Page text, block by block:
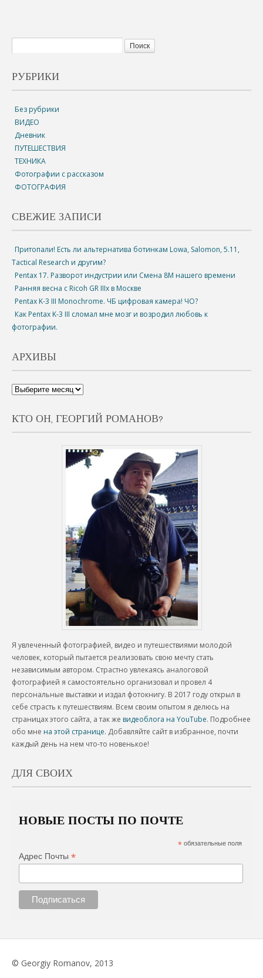
РУБРИКИ
Без рубрики
ВИДЕО
Дневник
ПУТЕШЕСТВИЯ
ТЕХНИКА
Фотографии с рассказом
ФОТОГРАФИЯ
СВЕЖИЕ ЗАПИСИ
Притопали! Есть ли альтернатива ботинкам Lowa, Salomon, 5.11,
Tactical Research и другим?
Pentax 17. Разворот индустрии или Смена 8М нашего времени
Ранняя весна с Ricoh GR IIIx в Москве
Pentax K-3 III Monochrome. ЧБ цифровая камера! ЧО?
Как Pentax K-3 III сломал мне мозг и возродил любовь к
фотографии.
АРХИВЫ
КТО ОН, ГЕОРГИЙ РОМАНОВ?
Я увлеченный фотографией, видео и путешествиями молодой
человек, который пытается реализовать свою мечту стать
независимым автором. Страстно увлекаясь аналоговой
фотографией я самостоятельно организовал и провел 4
персональные выставки и издал фотокнигу. В 2017 году открыл в
себе страсть к путешествиям. Всем своим опытом я делюсь на
страницах этого сайта, а так же видеоблога на YouTube. Подробнее
обо мне на этой странице. Добавляйте сайт в избранное, почти
каждый день на нем что-то новенькое!
ДЛЯ СВОИХ
НОВЫЕ ПОСТЫ ПО ПОЧТЕ
* обязательные поля
Адрес Почты*
© Georgiy Romanov, 2013